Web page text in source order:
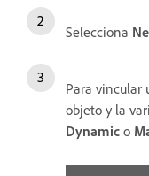
Selecciona
Para vincular
objeto y la
Dynamic o